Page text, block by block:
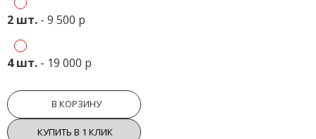
2 шт. - 9 500 р
4 шт. - 19 000 р
В КОРЗИНУ
КУПИТЬ В 1 КЛИК